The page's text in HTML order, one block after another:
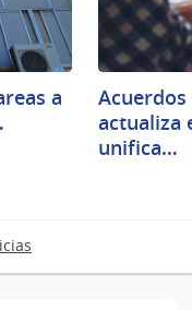
a
actualiza
unifica…